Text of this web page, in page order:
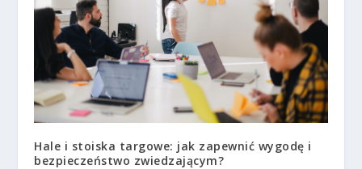
Hale i stoiska targowe: jak zapewnić wygodę i
bezpieczeństwo zwiedzającym?